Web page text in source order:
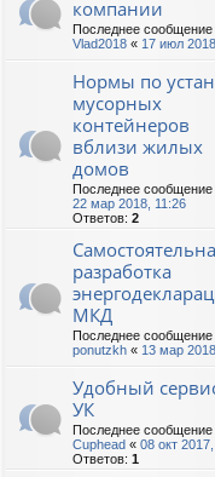
компании
Последнее сообщение
Vlad2018 « 17 июл
Нормы по
мусорных
контейнеров
вблизи жилых
домов
Последнее сообщение
22 мар 2018, 11:26
Ответов: 2
разработка
МКД
Последнее сообщение
ponutzkh « 13 мар
Удобный
УК
Последнее сообщение
Cuphead « 08 окт
Ответов: 1